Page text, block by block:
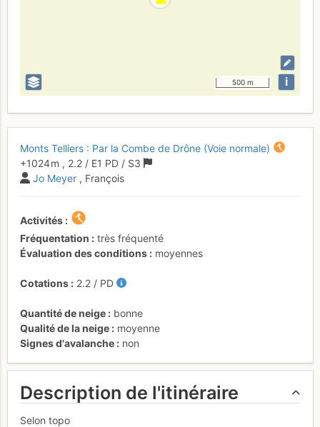
500 m i
Monts Telliers : Par la Combe de Drône (Voie normale)
+1024 m , 2.2 / E1 PD / S3
Jo Meyer , François
Activités
Fréquentation
très fréquenté
Évaluation des conditions
moyennes
Cotations 2.2 / PD
Quantité de neige
bonne
Qualité de la neige
moyenne
Signes d'avalanche
non
Description de l'itinéraire
Selon topo